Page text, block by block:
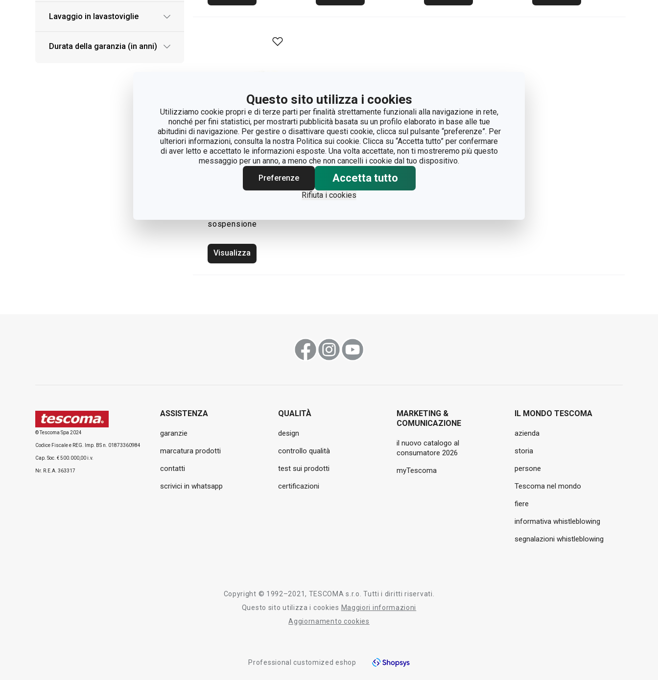
Questo sito utilizza i cookies
Utilizziamo cookie propri e di terze parti per finalità strettamente funzionali alla navigazione in rete,
nonché per fini statistici, per mostrarti pubblicità basata su un profilo elaborato in base alle tue
abitudini di navigazione. Per gestire o disattivare questi cookie, clicca sul pulsante “preferenze”. Per
ulteriori informazioni, consulta la nostra Politica sui cookie. Clicca su “Accetta tutto” per confermare
di aver letto e accettato le informazioni esposte. Una volta accettate, non ti mostreremo più questo
messaggio per un anno, a meno che non cancelli i cookie dal tuo dispositivo.
Preferenze
Accetta tutto
Rifiuta i cookies
Lavaggio in lavastoviglie
Durata della garanzia (in anni)
Tappi dosatori per
bustine portaspezie
sospensione
Visualizza
© Tescoma Spa 2024
Codice Fiscale e REG. Imp. BS n. 01873360984
Cap. Soc. € 500.000,00 i.v.
Nr. R.E.A. 363317
ASSISTENZA
garanzie
marcatura prodotti
contatti
scrivici in whatsapp
QUALITÀ
design
controllo qualità
test sui prodotti
certificazioni
MARKETING &
COMUNICAZIONE
il nuovo catalogo al
consumatore 2026
myTescoma
IL MONDO TESCOMA
azienda
storia
persone
Tescoma nel mondo
fiere
informativa whistleblowing
segnalazioni whistleblowing
Copyright © 1992–2021, TESCOMA s.r.o. Tutti i diritti riservati.
Questo sito utilizza i cookies Maggiori informazioni
Aggiornamento cookies
Professional customized eshop